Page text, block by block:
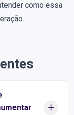
como essa
+